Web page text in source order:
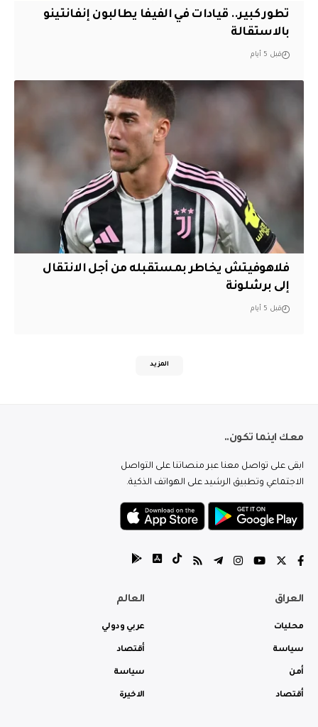
تطور كبير.. قيادات في الفيفا يطالبون إنفانتينو
بالاستقالة
قبل 5 أيام
فلاهوفيتش يخاطر بمستقبله من أجل الانتقال
إلى برشلونة
قبل 5 أيام
المزيد
معك اينما تكون..
ابقى على تواصل معنا عبر منصاتنا على التواصل
الاجتماعي وتطبيق الرشيد على الهواتف الذكية.
العراق
محليات
سياسة
أمن
أقتصاد
العالم
عربي ودولي
أقتصاد
سياسة
الاخيرة